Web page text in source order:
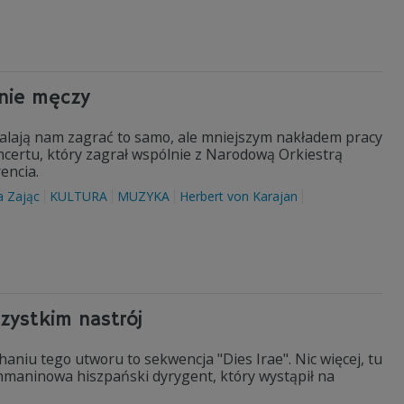
męczy
nam zagrać to samo, ale mniejszym nakładem pracy
który zagrał wspólnie z Narodową Orkiestrą
Zając KULTURA MUZYKA Herbert von Karajan
nastrój
tego utworu to sekwencja "Dies Irae". Nic więcej, tu
hiszpański dyrygent, który wystąpił na